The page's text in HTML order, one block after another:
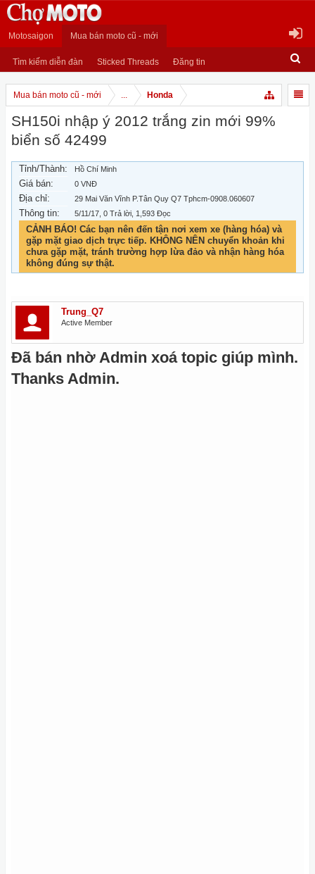
Motosaigon Mua bán moto cũ - mới
Tìm kiếm diễn đàn Sticked Threads Đăng tin
Mua bán moto cũ - mới ... Honda
SH150i nhập ý 2012 trắng zin mới 99%
biển số 42499
Tỉnh/Thành: Hồ Chí Minh
Giá bán: 0 VNĐ
Địa chỉ: 29 Mai Văn Vĩnh P.Tân Quy Q7 Tphcm-0908.060607
Thông tin: 5/11/17 , 0 Trả lời, 1,593 Đọc
CẢNH BÁO! Các bạn nên đến tận nơi xem xe (hàng hóa) và
gặp mặt giao dịch trực tiếp. KHÔNG NÊN chuyển khoản khi
chưa gặp mặt, tránh trường hợp lừa đảo và nhận hàng hóa
không đúng sự thật.
Trung_Q7
Active Member
Đã bán nhờ Admin xoá topic giúp mình.
Thanks Admin.